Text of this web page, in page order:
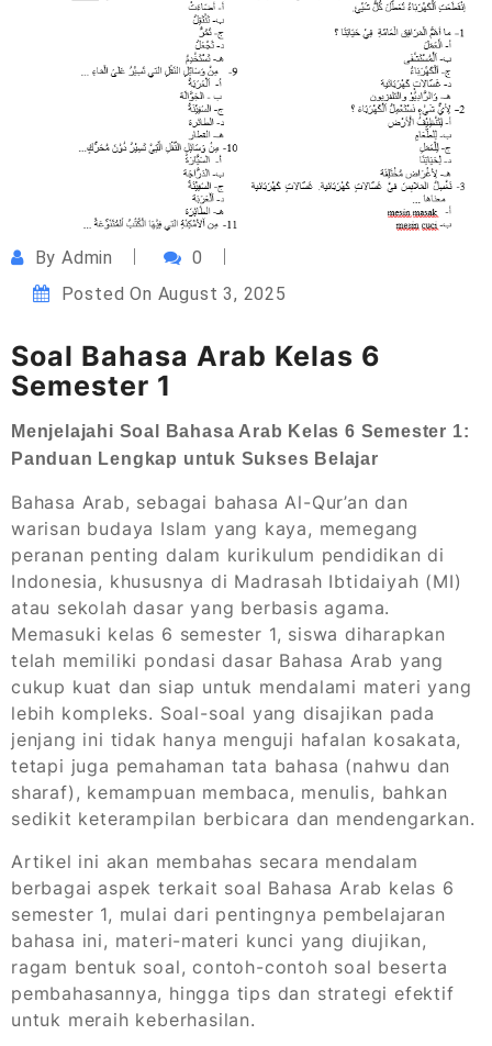
ByAdmin
0
Posted On August 3, 2025
Soal Bahasa Arab Kelas 6
Semester 1
Menjelajahi Soal Bahasa Arab Kelas 6 Semester 1:
Panduan Lengkap untuk Sukses Belajar
Bahasa Arab, sebagai bahasa Al-Qur’an dan
warisan budaya Islam yang kaya, memegang
peranan penting dalam kurikulum pendidikan di
Indonesia, khususnya di Madrasah Ibtidaiyah (MI)
atau sekolah dasar yang berbasis agama.
Memasuki kelas 6 semester 1, siswa diharapkan
telah memiliki pondasi dasar Bahasa Arab yang
cukup kuat dan siap untuk mendalami materi yang
lebih kompleks. Soal-soal yang disajikan pada
jenjang ini tidak hanya menguji hafalan kosakata,
tetapi juga pemahaman tata bahasa (nahwu dan
sharaf), kemampuan membaca, menulis, bahkan
sedikit keterampilan berbicara dan mendengarkan.
Artikel ini akan membahas secara mendalam
berbagai aspek terkait soal Bahasa Arab kelas 6
semester 1, mulai dari pentingnya pembelajaran
bahasa ini, materi-materi kunci yang diujikan,
ragam bentuk soal, contoh-contoh soal beserta
pembahasannya, hingga tips dan strategi efektif
untuk meraih keberhasilan.